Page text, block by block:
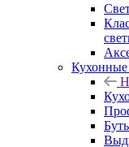
Кухонные